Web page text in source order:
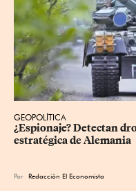
GEOPOLÍTICA
¿Espionaje? Detectan
estratégica de Alemania
Por Redacción El Economista